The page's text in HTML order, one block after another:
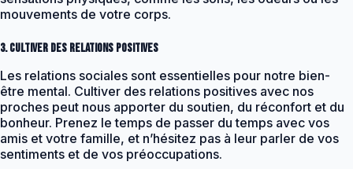
mouvements de votre corps.
3. Cultiver des relations positives
Les relations sociales sont essentielles pour notre bien-
être mental. Cultiver des relations positives avec nos
proches peut nous apporter du soutien, du réconfort et du
bonheur. Prenez le temps de passer du temps avec vos
amis et votre famille, et n’hésitez pas à leur parler de vos
sentiments et de vos préoccupations.